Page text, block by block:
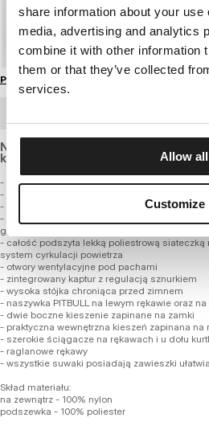
share information about your
media, advertising and analytics
combine it with other information
them or that they’ve collected
services.
Allow all
Customize
Przewodnik po rozmiarach
Nasza kultowa kurtka z lekkiego,
który jest wiatroszczelny i
- klasyczny uniwersalny fason
- wykonana z wysokiej jakości tkaniny
- kurtka jest wiatroszczelna i wodoodporna z
- materiał zachowuje odpowiednią
gsm
- całość podszyta lekką poliestrową
system cyrkulacji powietrza
- otwory wentylacyjne pod pachami
- zintegrowany kaptur z regulacją sznurkiem
- wysoka stójka chroniąca przed zimnem
- naszywka PITBULL na lewym rękawie oraz
- dwie boczne kieszenie zapinane na zamki
- praktyczna wewnętrzna kieszeń zapinana na
- szerokie ściągacze na rękawach i u dołu
- raglanowe rękawy
- wszystkie suwaki posiadają zawieszki
Skład materiału:
na zewnątrz - 100% nylon
podszewka - 100% poliester